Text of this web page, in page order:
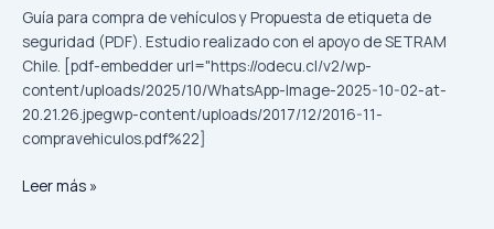
Guía para compra de vehículos y Propuesta de etiqueta de
seguridad (PDF). Estudio realizado con el apoyo de SETRAM
Chile. [pdf-embedder url="https://odecu.cl/v2/wp-
content/uploads/2025/10/WhatsApp-Image-2025-10-02-at-
20.21.26.jpegwp-content/uploads/2017/12/2016-11-
compravehiculos.pdf%22]
vehículos
y
Propuesta
de
etiqueta
de
Leer más »